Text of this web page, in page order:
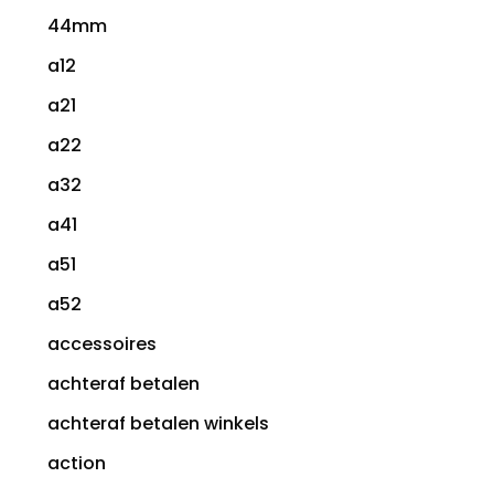
44mm
a12
a21
a22
a32
a41
a51
a52
accessoires
achteraf betalen
achteraf betalen winkels
action